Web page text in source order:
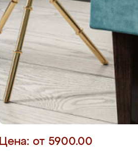
Цена: от 5900.00